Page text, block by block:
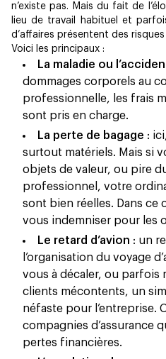
n’existe pas. Mais du fait de
lieu de travail habituel et
d’affaires présentent des
Voici les principaux :
La maladie ou
dommages corporels au
professionnelle, les frais
sont pris en charge.
La perte de bagage :
surtout matériels. Mais si
objets de valeur, ou pire
professionnel, votre
sont bien réelles. Dans ce
vous indemniser pour les
Le retard d’avion : un
l’organisation du voyage
vous à décaler, ou parfois
clients mécontents, un
néfaste pour l’entreprise.
compagnies d’assurance
pertes financières.